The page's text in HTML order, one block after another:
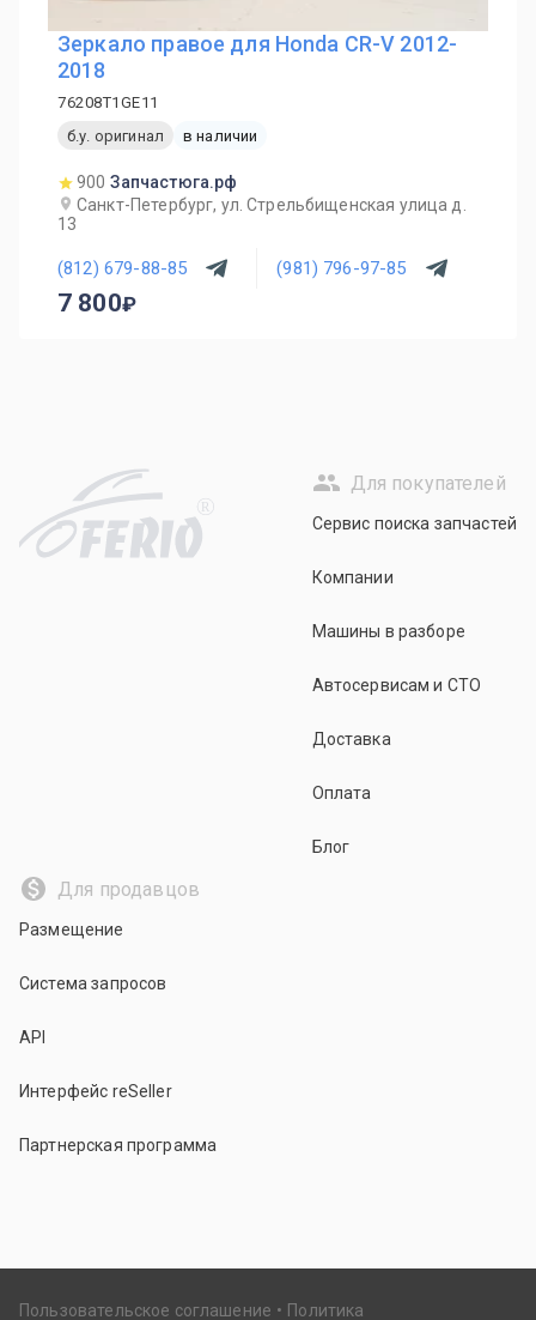
Зеркало правое для Honda CR-V 2012-
2018
76208T1GE11
б.у. оригинал
в наличии
900 Запчастюга.рф
Санкт-Петербург, ул. Стрельбищенская улица д.
13
(812) 679-88-85 (981) 796-97-85
7 800
R
Для покупателей
Сервис поиска запчастей
Компании
Машины в разборе
Автосервисам и СТО
Доставка
Оплата
Блог
Для продавцов
Размещение
Система запросов
API
Интерфейс reSeller
Партнерская программа
Пользовательское соглашение Политика